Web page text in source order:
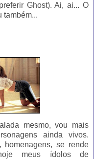
Ghost). Ai, ai... O
também...
mesmo, vou mais
ainda vivos.
homenagens, se rende
meus ídolos de